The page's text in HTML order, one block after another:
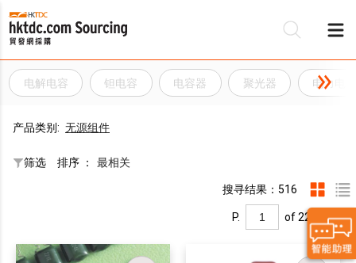
电解电容 钽电容 电容器 聚光器 电力电
产品类别: 无源组件
筛选 排序 ： 最相关
搜寻结果：516
P. of 22